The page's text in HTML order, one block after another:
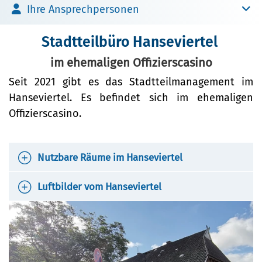
Brückenbau
Denkmalschutz
Mobilität
Sanierungsgebiete
Wohnen
Bibliotheken
Kulturreferat
Sport
Stadtarchiv
Tourismus
(Metropolregion HH)
Bildung
Bildung
Soziales
Familie und Betreuung
Stadtteilarbeit
Ehrenamt
Ordnungsamt
Schiedsamt
Ihre Ansprechpersonen
Stadtteilbüro Hanseviertel
im ehemaligen Offizierscasino
Seit 2021 gibt es das Stadtteilmanagement im
Hanseviertel. Es befindet sich im ehemaligen
Offizierscasino.
Nutzbare Räume im Hanseviertel
PDF
Übersicht über die nutzbaren
Räume im Hanseviertel
(PDF/ 1.55 MB)
Download
Luftbilder vom Hanseviertel
PDF
Das Hanseviertel im Wandel
der Zeit: Luftbilder 2000 –